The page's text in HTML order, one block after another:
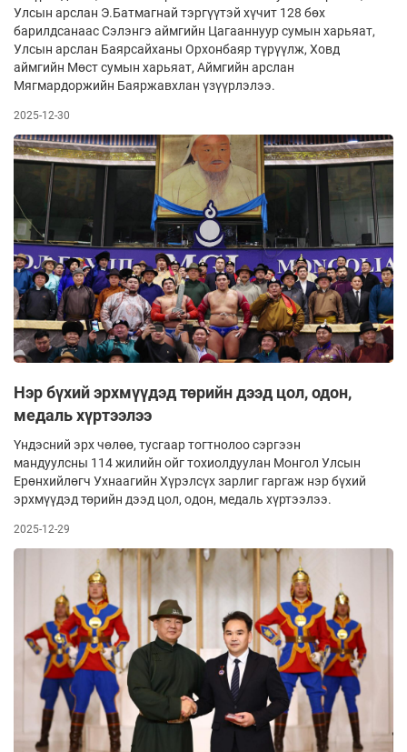
Улсын арслан Э.Батмагнай тэргүүтэй хүчит 128 бөх
барилдсанаас Сэлэнгэ аймгийн Цагааннуур сумын харьяат,
Улсын арслан Баярсайханы Орхонбаяр түрүүлж, Ховд
аймгийн Мөст сумын харьяат, Аймгийн арслан
Мягмардоржийн Баяржавхлан үзүүрлэлээ.
2025-12-30
Нэр бүхий эрхмүүдэд төрийн дээд цол, одон,
медаль хүртээлээ
Үндэсний эрх чөлөө, тусгаар тогтнолоо сэргээн
мандуулсны 114 жилийн ойг тохиолдуулан Монгол Улсын
Ерөнхийлөгч Ухнаагийн Хүрэлсүх зарлиг гаргаж нэр бүхий
эрхмүүдэд төрийн дээд цол, одон, медаль хүртээлээ.
2025-12-29